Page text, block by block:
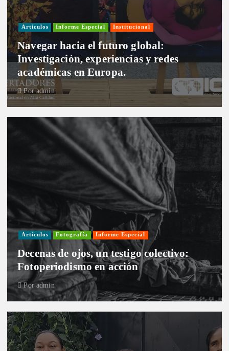
Artículos Informe Especial Institucional
Navegar hacia el futuro global:
Investigación, experiencias y redes
académicas en Europa.
Poradmin
Artículos Fotografía Informe Especial
Decenas de ojos, un testigo colectivo:
Fotoperiodismo en acción
Por admin